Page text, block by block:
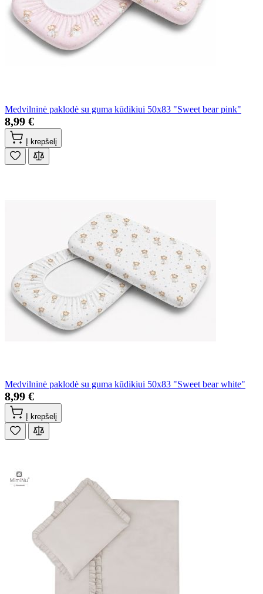
Medvilninė paklodė su guma kūdikiui 50x83 "Sweet bear pink"
8,99 €
Į krepšelį
Medvilninė paklodė su guma kūdikiui 50x83 "Sweet bear white"
8,99 €
Į krepšelį